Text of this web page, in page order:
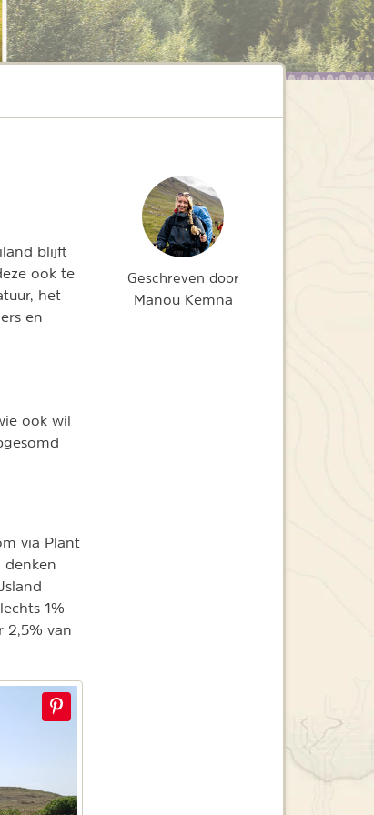
blijft
ook te
het
en
ook wil
via Plant
denken
1%
2,5% van
Geschreven door
Manou Kemna